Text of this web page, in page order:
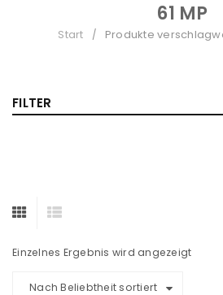
61 MP
Start / Produkte
FILTER
Einzelnes Ergebnis wird angezeigt
Nach Beliebtheit sortiert